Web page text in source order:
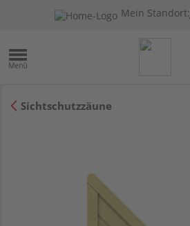
Mein Standort:
Sichtschutzzäune